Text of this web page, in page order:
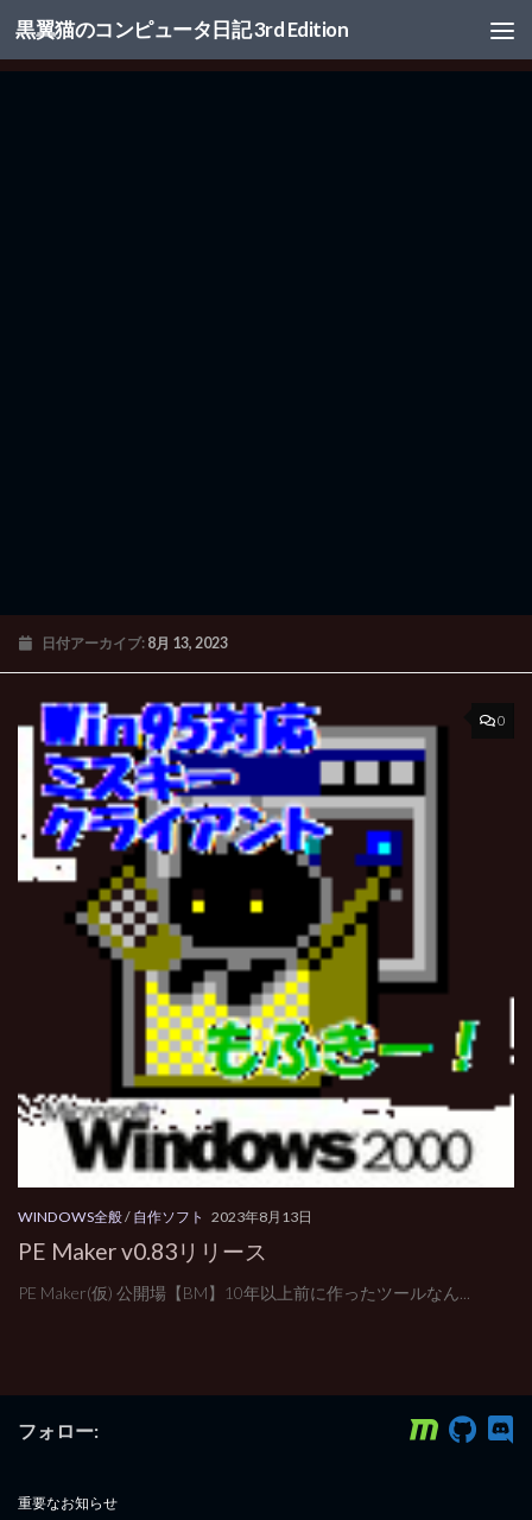
コンテンツへスキップ
黒翼猫のコンピュータ日記 3rd Edition
日付アーカイブ: 8月 13, 2023
0
WINDOWS全般/ 自作ソフト 2023年8月13日
PE Maker v0.83リリース
PE Maker(仮) 公開場【BM】10年以上前に作ったツールなん...
フォロー:
重要なお知らせ